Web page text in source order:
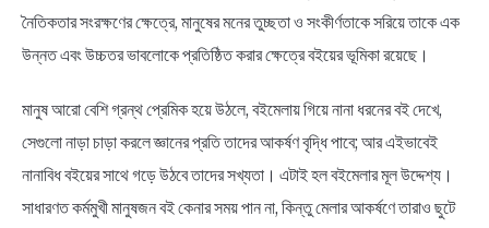
নৈতিকতার সংরক্ষণের ক্ষেত্রে, মানুষের মনের তুচ্ছতা ও সংকীর্ণতাকে সরিয়ে তাকে এক
উন্নত এবং উচ্চতর ভাবলোকে প্রতিষ্ঠিত করার ক্ষেত্রে বইয়ের ভূমিকা রয়েছে।
মানুষ আরো বেশি গ্রন্থ প্রেমিক হয়ে উঠলে, বইমেলায় গিয়ে নানা ধরনের বই দেখে,
সেগুলো নাড়া চাড়া করলে জ্ঞানের প্রতি তাদের আকর্ষণ বৃদ্ধি পাবে; আর এইভাবেই
নানাবিধ বইয়ের সাথে গড়ে উঠবে তাদের সখ্যতা। এটাই হল বইমেলার মূল উদ্দেশ্য।
সাধারণত কর্মমুখী মানুষজন বই কেনার সময় পান না, কিন্তু মেলার আকর্ষণে তারাও ছুটে